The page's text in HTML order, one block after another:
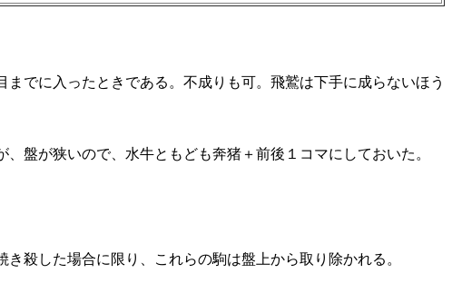
でに入ったときである。不成りも可。飛鷲は下手に成らないほう
盤が狭いので、水牛ともども奔猪＋前後１コマにしておいた。
殺した場合に限り、これらの駒は盤上から取り除かれる。